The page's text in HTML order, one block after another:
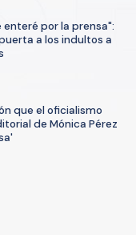
enteré por la prensa":
a los indultos a
que el oficialismo
de Mónica Pérez